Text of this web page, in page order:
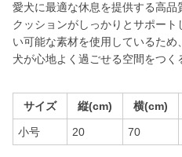
愛犬に最適な休息を提供する高
クッションがしっかりとサポー
い可能な素材を使用しているた
犬が心地よく過ごせる空間をつく
サイズ 縦(cm) 横(cm)
小号 20 70